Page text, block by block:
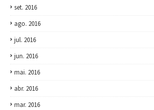
set. 2016
ago. 2016
jul. 2016
jun. 2016
mai. 2016
abr. 2016
mar. 2016